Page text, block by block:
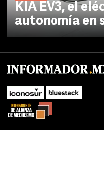
KIA EV3, el
autonomía en